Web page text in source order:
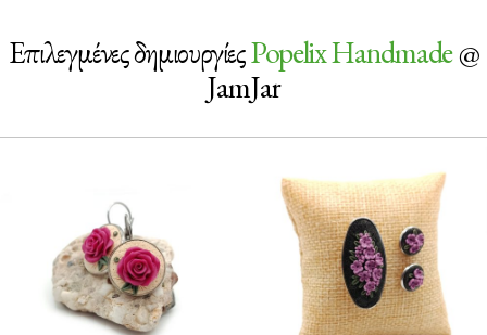
Επιλεγμένες δημιουργίεςPopelix Handmade@
JamJar